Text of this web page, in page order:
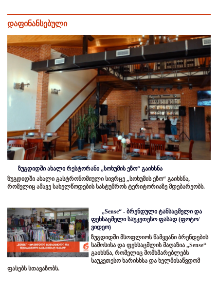
დაფინანსებული
ზუგდიდში ახალი რესტორანი „სოხუმის ეზო“ გაიხსნა
ზუგდიდში ახალი გასტრონომიული სივრცე „სოხუმის ეზო“ გაიხსნა,
რომელიც ამავე სახელწოდების სასტუმროს ტერიტორიაზე მდებარეობს.
„Sense“ - ბრენდული ტანსაცმელი და
ფეხსაცმელი საუკეთესო ფასად (ფოტო/
ვიდეო)
ზუგდიდში მსოფლიოს წამყვანი ბრენდების
სამოსისა და ფეხსაცმლის მაღაზია „Sense“
გაიხსნა, რომელიც მომხმარებლებს
საუკეთესო ხარისხსა და ხელმისაწვდომ
ფასებს სთავაზობს.